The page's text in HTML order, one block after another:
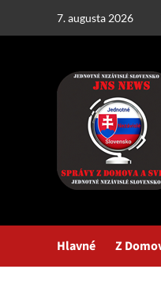
7. augusta 2026
Hlavné Z